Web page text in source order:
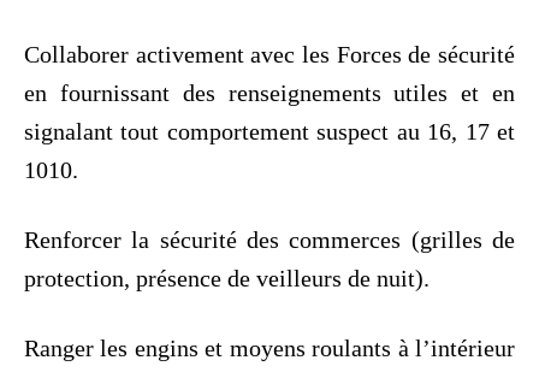
Collaborer activement avec les Forces de sécurité
en fournissant des renseignements utiles et en
signalant tout comportement suspect au 16, 17 et
1010.
Renforcer la sécurité des commerces (grilles de
protection, présence de veilleurs de nuit).
Ranger les engins et moyens roulants à l’intérieur